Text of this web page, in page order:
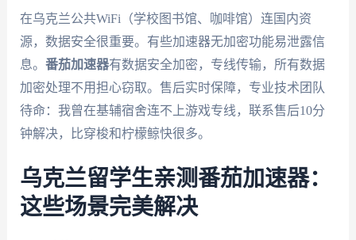
在乌克兰公共WiFi（学校图书馆、咖啡馆）连国内资
源，数据安全很重要。有些加速器无加密功能易泄露信
息。 番茄加速器有数据安全加密，专线传输，所有数据
加密处理不用担心窃取。售后实时保障，专业技术团队
待命：我曾在基辅宿舍连不上游戏专线，联系售后10分
钟解决，比穿梭和柠檬鲸快很多。
乌克兰留学生亲测番茄加速器：
这些场景完美解决